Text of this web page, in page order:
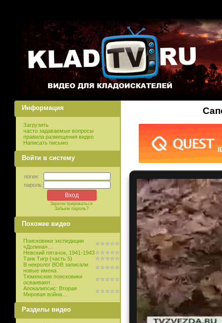
Информация
Загрузить
часто задаваемые вопросы
правила размещения видео
Написать письмо
Войти в систему
логин:
пароль:
Зарегистрироваться
Забыли пароль?
Похожее видео
Поисковики экспедиции
«Долина»…
Невский пятачок, 1941-1943
Танк Тигр (часть 5)
В некролог ВОВ записали
новые имена
Тюменские поисковики
осваивают…
Апокалипсис: Вторая
Мировая война…
Разделы видео